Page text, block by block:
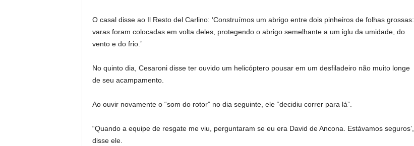
O casal disse ao Il Resto del Carlino: ‘Construímos um abrigo entre dois pinheiros de folhas grossas:
varas foram colocadas em volta deles, protegendo o abrigo semelhante a um iglu da umidade, do
vento e do frio.’
No quinto dia, Cesaroni disse ter ouvido um helicóptero pousar em um desfiladeiro não muito longe
de seu acampamento.
Ao ouvir novamente o “som do rotor” no dia seguinte, ele “decidiu correr para lá”.
“Quando a equipe de resgate me viu, perguntaram se eu era David de Ancona. Estávamos seguros’,
disse ele.